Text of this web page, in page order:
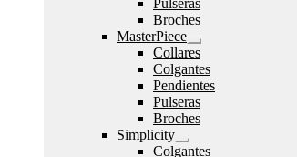
Pulseras
Broches
MasterPiece
Expandir
el
menú
hijo
Collares
Colgantes
Pendientes
Pulseras
Broches
Simplicity
Expandir
Colgantes